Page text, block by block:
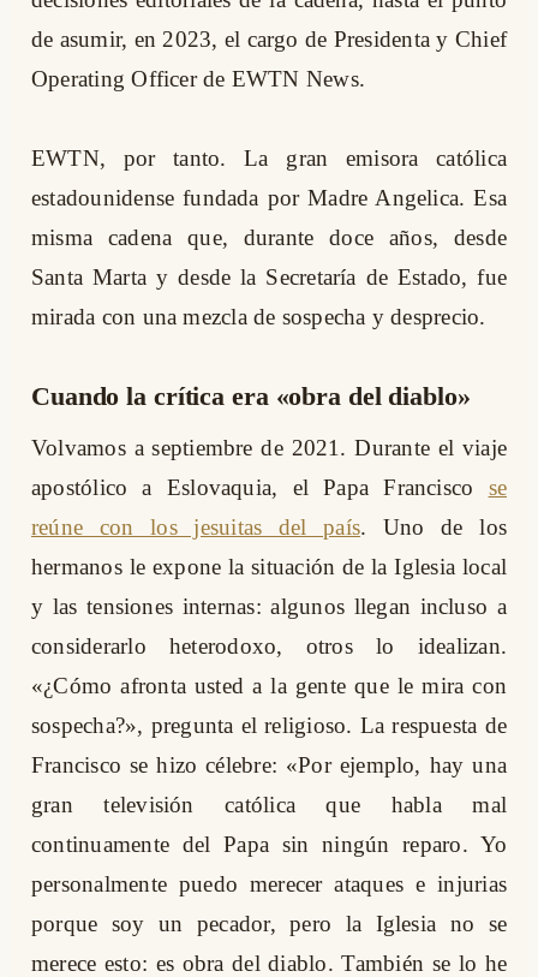
de asumir, en 2023, el cargo de Presidenta y Chief
Operating Officer de EWTN News.
EWTN, por tanto. La gran emisora católica
estadounidense fundada por Madre Angelica. Esa
misma cadena que, durante doce años, desde
Santa Marta y desde la Secretaría de Estado, fue
mirada con una mezcla de sospecha y desprecio.
Cuando la crítica era «obra del diablo»
Volvamos a septiembre de 2021. Durante el viaje
apostólico a Eslovaquia, el Papa Francisco se
reúne con los jesuitas del país. Uno de los
hermanos le expone la situación de la Iglesia local
y las tensiones internas: algunos llegan incluso a
considerarlo heterodoxo, otros lo idealizan.
«¿Cómo afronta usted a la gente que le mira con
sospecha?», pregunta el religioso. La respuesta de
Francisco se hizo célebre: «Por ejemplo, hay una
gran televisión católica que habla mal
continuamente del Papa sin ningún reparo. Yo
personalmente puedo merecer ataques e injurias
porque soy un pecador, pero la Iglesia no se
merece esto: es obra del diablo. También se lo he